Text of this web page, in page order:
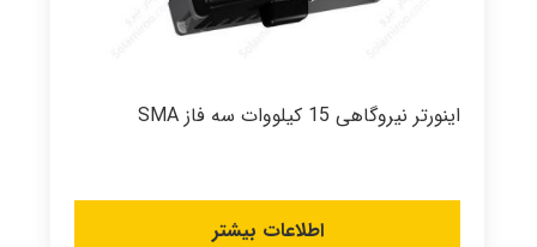
اینورتر نیروگاهی 15 کیلووات سه فاز SMA
اطلاعات بیشتر